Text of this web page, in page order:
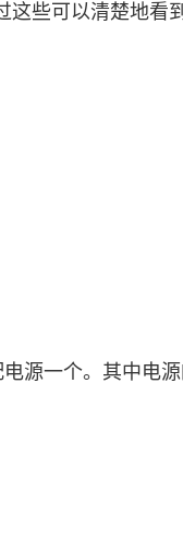
这些可以清楚地看
源一个。其中电